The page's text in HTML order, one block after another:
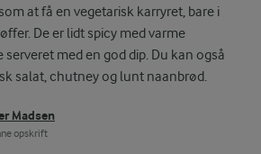
at få en vegetarisk karryret, bare i
De er lidt spicy med varme
med en god dip. Du kan også
salat, chutney og lunt naanbrød.
Madsen
opskrift